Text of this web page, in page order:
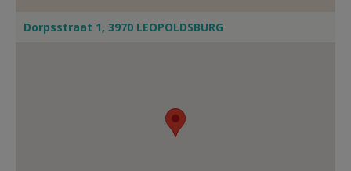
Dorpsstraat 1, 3970 LEOPOLDSBURG